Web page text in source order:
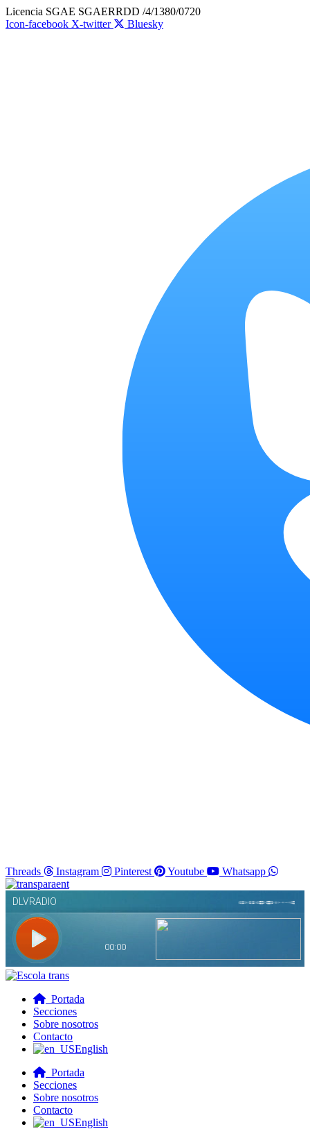
Ir
al
Licencia SGAE SGAERRDD /4/1380/0720
Icon-facebook X-twitter Bluesky
Threads Instagram Pinterest Youtube Whatsapp
Portada
Secciones
Sobre nosotros
Contacto
English
Portada
Secciones
Sobre nosotros
Contacto
English